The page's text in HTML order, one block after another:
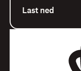
Last ned